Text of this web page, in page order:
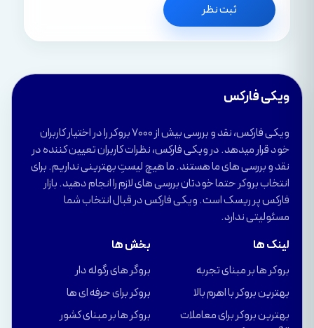
ثبت نظر
ویکی فارکس
ویکی فارکس، نقد و بررسی بیش از 7000 بروکر را در اختیار کاربران
خود قرار میدهد. در ویکی فارکس، نظرات کاربران تعیین کننده در
نقد و بررسی های ما هستند. ما هیچ لیستِ بهترینی نداریم. برای
انتخاب بروکر حتما خودتان بررسی های لازم را انجام دهید. بازار
فارکس پر ریسک است. ویکی فارکس در قبال انتخاب شما
مسئولیتی ندارد.
لینک ها
بروکر ها بر مبنای تجربه
بهترین بروکر با اهرم بالا
بهترین بروکر برای معاملات
بخش ها
بروگر های رگوله دار
بروکر برای حرفه ای ها
بروکر ها بر مبنای کشور